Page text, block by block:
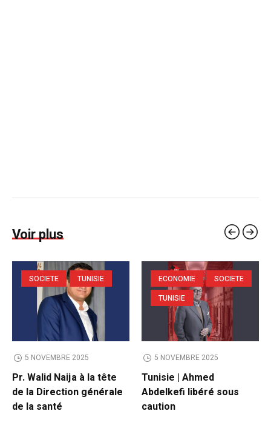
Voir plus
SOCIETE TUNISIE
5 NOVEMBRE 2025
Pr. Walid Naija à la tête
de la Direction générale
de la santé
ECONOMIE
SOCIETE
TUNISIE
5 NOVEMBRE 2025
Tunisie | Ahmed
Abdelkefi libéré sous
caution